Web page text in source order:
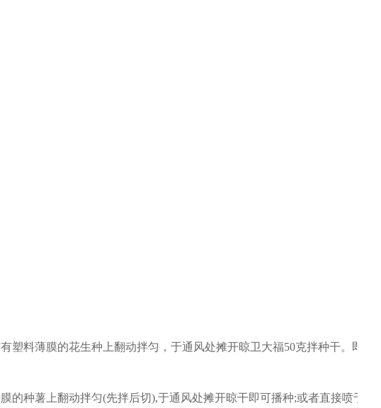
塑料薄膜的花生种上翻动拌匀，于通风处摊开晾卫大福50克拌种干。即可
的种薯上翻动拌匀(先拌后切),于通风处摊开晾干即可播种;或者直接喷于播